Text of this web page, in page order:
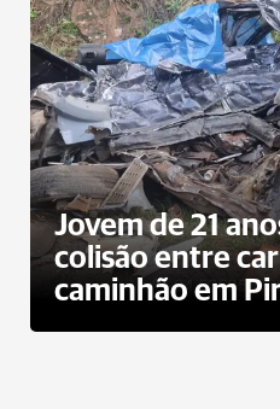
Jovem de 21
colisão entre
caminhão em